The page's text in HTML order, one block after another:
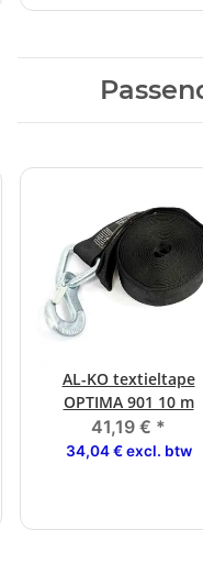
AL-KO textieltape
OPTIMA 901 10 m
41,19 € *
34,04 € excl. btw